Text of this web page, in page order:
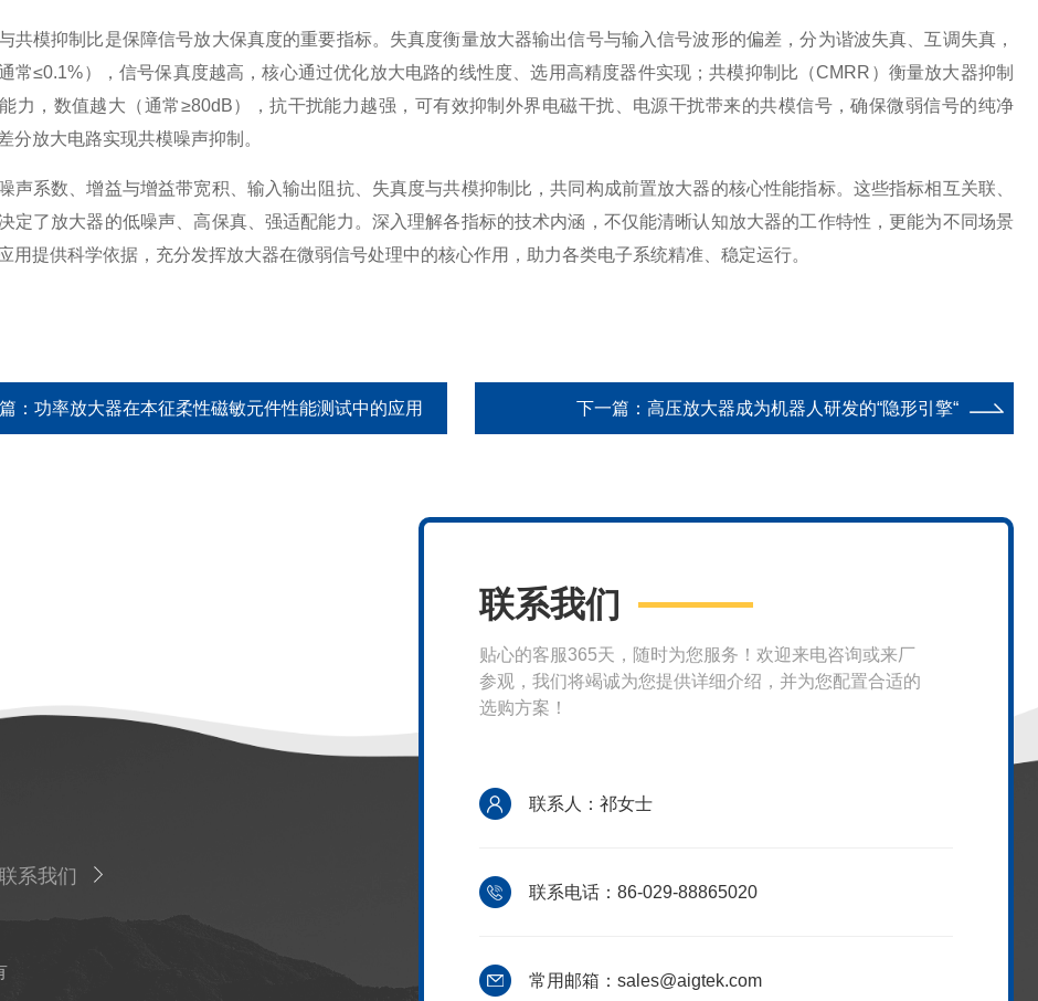
模抑制比是保障信号放大保真度的重要指标。失真度衡量放大器输出信号与输入信号波形的偏差，分为谐波失真、互调失真，
常≤0.1%），信号保真度越高，核心通过优化放大电路的线性度、选用高精度器件实现；共模抑制比（CMRR）衡量放大器抑制
力，数值越大（通常≥80dB），抗干扰能力越强，可有效抑制外界电磁干扰、电源干扰带来的共模信号，确保微弱信号的纯净
分放大电路实现共模噪声抑制。
系数、增益与增益带宽积、输入输出阻抗、失真度与共模抑制比，共同构成前置放大器的核心性能指标。这些指标相互关联、
定了放大器的低噪声、高保真、强适配能力。深入理解各指标的技术内涵，不仅能清晰认知放大器的工作特性，更能为不同场景
用提供科学依据，充分发挥放大器在微弱信号处理中的核心作用，助力各类电子系统精准、稳定运行。
： 功率放大器在本征柔性磁敏元件性能测试中的应用 下一篇： 高压放大器成为机器人研发的“隐形引擎“
系我们
联系我们
贴心的客服365天，随时为您服务！欢迎来电咨询或来厂
参观，我们将竭诚为您提供详细介绍，并为您配置合适的
选购方案！
联系人：祁女士
联系电话：86-029-88865020
常用邮箱：sales@aigtek.com